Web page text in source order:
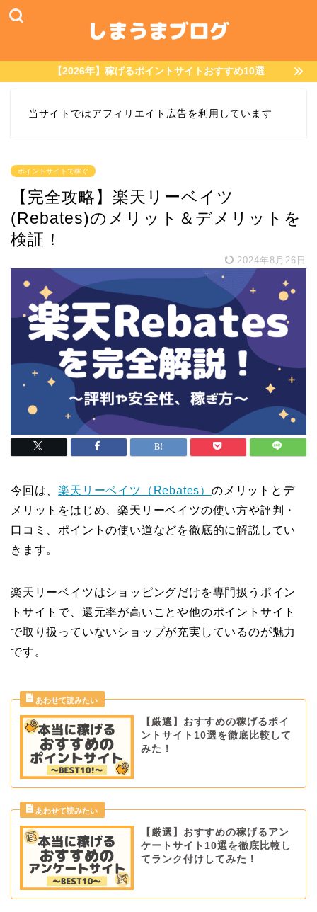
【2026年】稼げるポイントサイトおすすめ10選
当サイトではアフィリエイト広告を利用しています
ポイントサイトで稼ぐ
【完全攻略】楽天リーベイツ
(Rebates)のメリット＆デメリットを
検証！
2024年8月26日
今回は、楽天リーベイツ（Rebates）のメリットとデ
メリットをはじめ、楽天リーベイツの使い方や評判・
口コミ、ポイントの使い道などを徹底的に解説してい
きます。
楽天リーベイツはショッピングだけを専門扱うポイン
トサイトで、還元率が高いことや他のポイントサイト
で取り扱っていないショップが充実しているのが魅力
です。
【厳選】おすすめの稼げるポイ
ントサイト10選を徹底比較して
みた！
【厳選】おすすめの稼げるアン
ケートサイト10選を徹底比較し
てランク付けしてみた！